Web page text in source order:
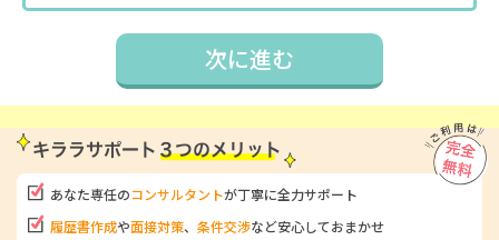
次に進む
あなた専任のコンサルタントが丁寧に全力サポート
履歴書作成や面接対策、 条件交渉など安心しておまかせ